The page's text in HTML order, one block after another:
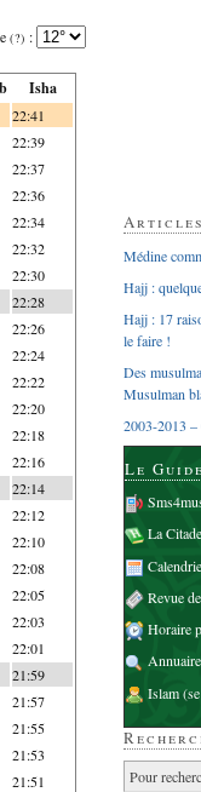
(?) :
Isha
22:41
22:39
22:37
22:36
22:34
22:32
22:30
22:28
22:26
22:24
22:22
22:20
22:18
22:16
22:14
22:12
22:10
22:08
22:05
22:03
22:01
21:59
21:57
21:55
21:53
21:51
Médine
Hajj :
Hajj : 17
le faire !
Des
Musulman
2003-2013 –
Le
La
Revue
Horaire
Islam